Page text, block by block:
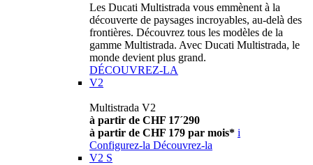
Les Ducati Multistrada vous emmènent à la
découverte de paysages incroyables, au-delà des
frontières. Découvrez tous les modèles de la
gamme Multistrada. Avec Ducati Multistrada, le
monde devient plus grand.
DÉCOUVREZ-LA
V2
Multistrada V2
à partir de CHF 17´290
à partir de CHF 179 par mois* i
Configurez-la Découvrez-la
V2 S